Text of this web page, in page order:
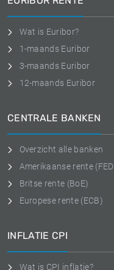
Wat is Euribor?
1-maands Euribor
3-maands Euribor
12-maands Euribor
CENTRALE BANKEN
Overzicht alle banken
Amerikaanse rente
Britse rente (BoE)
Europese rente (ECB)
INFLATIE CPI
Wat is CPI inflatie?